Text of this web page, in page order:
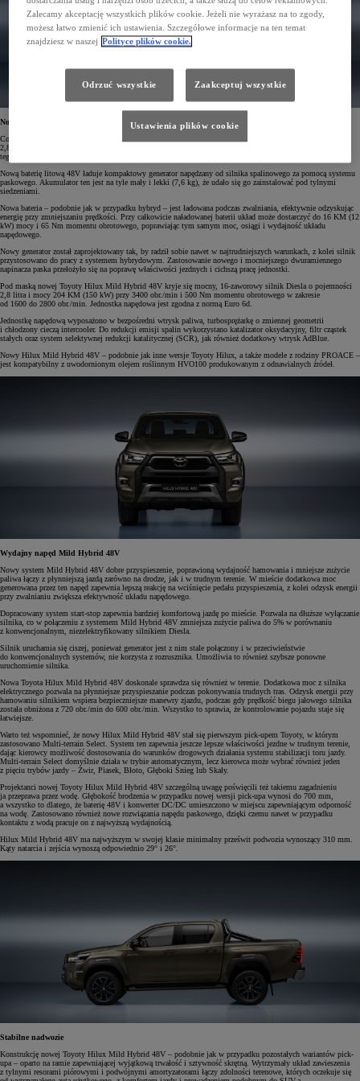
Nowa technologia 48V
Co wyróżnią nową Toyotę Hilux Mild Hybrid 48V? Uwagę zwraca dynamiczny silnik Diesla o pojemności
2,8-litra, który został wzmocniony przez system Mild Hybrid 48V. Został on zaprojektowany specjalnie dla
tego pick-upa.
Nową baterię litową 48V ładuje kompaktowy generator napędzany od silnika spalinowego za pomocą systemu
paskowego. Akumulator ten jest na tyle mały i lekki (7,6 kg), że udało się go zainstalować pod tylnymi
siedzeniami.
Nowa bateria – podobnie jak w przypadku hybryd – jest ładowana podczas zwalniania, efektywnie odzyskując
energię przy zmniejszaniu prędkości. Przy całkowicie naładowanej baterii układ może dostarczyć do 16 KM (12
kW) mocy i 65 Nm momentu obrotowego, poprawiając tym samym moc, osiągi i wydajność układu
napędowego.
Nowy generator został zaprojektowany tak, by radził sobie nawet w najtrudniejszych warunkach, z kolei silnik
przystosowano do pracy z systemem hybrydowym. Zastosowanie nowego i mocniejszego dwuramiennego
napinacza paska przełożyło się na poprawę właściwości jezdnych i cichszą pracę jednostki.
Pod maską nowej Toyoty Hilux Mild Hybrid 48V kryje się mocny, 16-zaworowy silnik Diesla o pojemności
2,8 litra i mocy 204 KM (150 kW) przy 3400 obr./min i 500 Nm momentu obrotowego w zakresie
od 1600 do 2800 obr./min. Jednostka napędowa jest zgodna z normą Euro 6d.
Jednostkę napędową wyposażono w bezpośredni wtrysk paliwa, turbosprężarkę o zmiennej geometrii
i chłodzony cieczą intercooler. Do redukcji emisji spalin wykorzystano katalizator oksydacyjny, filtr cząstek
stałych oraz system selektywnej redukcji katalitycznej (SCR), jak również dodatkowy wtrysk AdBlue.
Nowy Hilux Mild Hybrid 48V – podobnie jak inne wersje Toyoty Hilux, a także modele z rodziny PROACE –
jest kompatybilny z uwodornionym olejem roślinnym HVO100 produkowanym z odnawialnych źródeł.
Wydajny napęd Mild Hybrid 48V
Nowy system Mild Hybrid 48V dobre przyspieszenie, poprawioną wydajność hamowania i mniejsze zużycie
paliwa łączy z płynniejszą jazdą zarówno na drodze, jak i w trudnym terenie. W mieście dodatkowa moc
generowana przez ten napęd zapewnia lepszą reakcję na wciśnięcie pedału przyspieszenia, z kolei odzysk energii
przy zwalnianiu zwiększa efektywność układu napędowego.
Dopracowany system start-stop zapewnia bardziej komfortową jazdę po mieście. Pozwala na dłuższe wyłączanie
silnika, co w połączeniu z systemem Mild Hybrid 48V zmniejsza zużycie paliwa do 5% w porównaniu
z konwencjonalnym, niezelektryfikowany silnikiem Diesla.
Silnik uruchamia się ciszej, ponieważ generator jest z nim stale połączony i w przeciwieństwie
do konwencjonalnych systemów, nie korzysta z rozrusznika. Umożliwia to również szybsze ponowne
uruchomienie silnika.
Nowa Toyota Hilux Mild Hybrid 48V doskonale sprawdza się również w terenie. Dodatkowa moc z silnika
elektrycznego pozwala na płynniejsze przyspieszanie podczas pokonywania trudnych tras. Odzysk energii przy
hamowaniu silnikiem wspiera bezpieczniejsze manewry zjazdu, podczas gdy prędkość biegu jałowego silnika
została obniżona z 720 obr./min do 600 obr./min. Wszystko to sprawia, że kontrolowanie pojazdu staje się
łatwiejsze.
Warto też wspomnieć, że nowy Hilux Mild Hybrid 48V stał się pierwszym pick-upem Toyoty, w którym
zastosowano Multi-terrain Select. System ten zapewnia jeszcze lepsze właściwości jezdne w trudnym terenie,
dając kierowcy możliwość dostosowania do warunków drogowych działania systemu stabilizacji toru jazdy.
Multi-terrain Select domyślnie działa w trybie automatycznym, lecz kierowca może wybrać również jeden
z pięciu trybów jazdy – Żwir, Piasek, Błoto, Głęboki Śnieg lub Skały.
Projektanci nowej Toyoty Hilux Mild Hybrid 48V szczególną uwagę poświęcili też takiemu zagadnieniu
ja przeprawa przez wodę. Głębokość brodzenia w przypadku nowej wersji pick-upa wynosi do 700 mm,
a wszystko to dlatego, że baterię 48V i konwerter DC/DC umieszczono w miejscu zapewniającym odporność
na wodę. Zastosowano również nowe rozwiązania napędu paskowego, dzięki czemu nawet w przypadku
kontaktu z wodą pracuje on z najwyższą wydajnością.
Hilux Mild Hybrid 48V ma najwyższym w swojej klasie minimalny prześwit podwozia wynoszący 310 mm.
Kąty natarcia i zejścia wynoszą odpowiednio 29° i 26°.
Stabilne nadwozie
Konstrukcję nowej Toyoty Hilux Mild Hybrid 48V – podobnie jak w przypadku pozostałych wariantów pick-
upa – oparto na ramie zapewniającej wyjątkową trwałość i sztywność skrętną. Wytrzymały układ zawieszenia
z tylnymi resorami piórowymi i podwójnymi amortyzatorami łączy zdolności terenowe, których oczekuje się
Zalecamy akceptację wszystkich plików cookie. Jeżeli nie wyrażasz na to zgody,
możesz łatwo zmienić ich ustawienia. Szczegółowe informacje na ten temat
znajdziesz w naszej Polityce plików cookie.
Odrzuć wszystkie Zaakceptuj wszystkie
Ustawienia plików cookie